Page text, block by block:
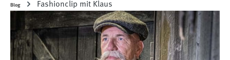
Blog Fashionclip mit Klaus